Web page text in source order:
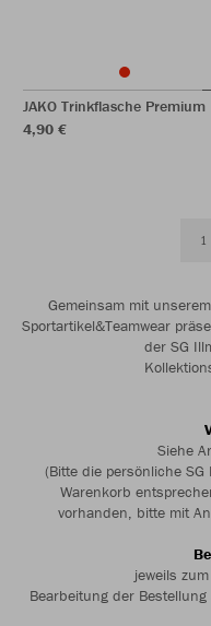
JAKO Trinkflasche Premium
4,90 €
1
Gemeinsam mit
Sportartikel&Teamwear
der SG
Siehe
(Bitte die persönliche
Warenkorb
vorhanden, bitte mit
jeweils
Bearbeitung der